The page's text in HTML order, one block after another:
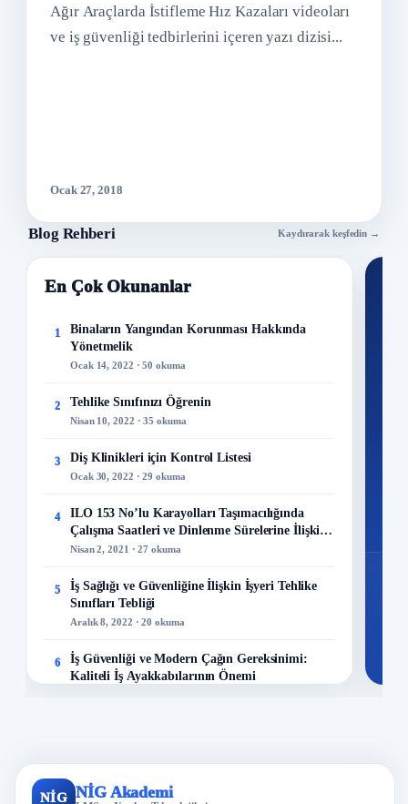
Ağır Araçlarda İstifleme Hız Kazaları videoları
ve iş güvenliği tedbirlerini içeren yazı dizisi...
Ocak 27, 2018
Blog Rehberi Kaydırarak keşfedin →
En Çok Okunanlar
1
Binaların Yangından Korunması Hakkında
Yönetmelik
Ocak 14, 2022 · 50 okuma
2 Tehlike Sınıfınızı Öğrenin
Nisan 10, 2022 · 35 okuma
3 Diş Klinikleri için Kontrol Listesi
Ocak 30, 2022 · 29 okuma
4
ILO 153 No’lu Karayolları Taşımacılığında
Çalışma Saatleri ve Dinlenme Sürelerine İlişkin
Sözleşme
Nisan 2, 2021 · 27 okuma
5
İş Sağlığı ve Güvenliğine İlişkin İşyeri Tehlike
Sınıfları Tebliği
Aralık 8, 2022 · 20 okuma
6
İş Güvenliği ve Modern Çağın Gereksinimi:
Kaliteli İş Ayakkabılarının Önemi
8
İş Sağlığı ve Güvenliği Politikası Nasıl
NİG NİG Akademi